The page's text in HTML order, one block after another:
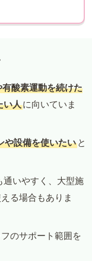
酸素運動を続けた
い人に向いていま
や設備を使いたい と
いやすく、大型施
る場合もありま
のサポート範囲を